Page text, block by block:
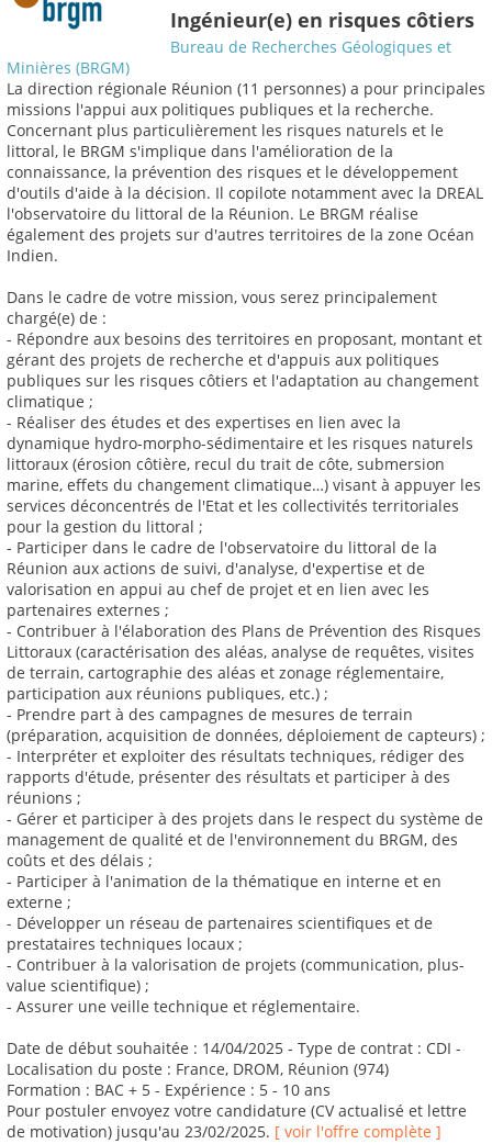
Ingénieur(e) en risques côtiers
Bureau de Recherches Géologiques et
Minières (BRGM)
La direction régionale Réunion (11 personnes) a pour principales
missions l'appui aux politiques publiques et la recherche.
Concernant plus particulièrement les risques naturels et le
littoral, le BRGM s'implique dans l'amélioration de la
connaissance, la prévention des risques et le développement
d'outils d'aide à la décision. Il copilote notamment avec la DREAL
l'observatoire du littoral de la Réunion. Le BRGM réalise
également des projets sur d'autres territoires de la zone Océan
Indien.
Dans le cadre de votre mission, vous serez principalement
chargé(e) de :
- Répondre aux besoins des territoires en proposant, montant et
gérant des projets de recherche et d'appuis aux politiques
publiques sur les risques côtiers et l'adaptation au changement
climatique ;
- Réaliser des études et des expertises en lien avec la
dynamique hydro-morpho-sédimentaire et les risques naturels
littoraux (érosion côtière, recul du trait de côte, submersion
marine, effets du changement climatique…) visant à appuyer les
services déconcentrés de l'Etat et les collectivités territoriales
pour la gestion du littoral ;
- Participer dans le cadre de l'observatoire du littoral de la
Réunion aux actions de suivi, d'analyse, d'expertise et de
valorisation en appui au chef de projet et en lien avec les
partenaires externes ;
- Contribuer à l'élaboration des Plans de Prévention des Risques
Littoraux (caractérisation des aléas, analyse de requêtes, visites
de terrain, cartographie des aléas et zonage réglementaire,
participation aux réunions publiques, etc.) ;
- Prendre part à des campagnes de mesures de terrain
(préparation, acquisition de données, déploiement de capteurs) ;
- Interpréter et exploiter des résultats techniques, rédiger des
rapports d'étude, présenter des résultats et participer à des
réunions ;
- Gérer et participer à des projets dans le respect du système de
management de qualité et de l'environnement du BRGM, des
coûts et des délais ;
- Participer à l'animation de la thématique en interne et en
externe ;
- Développer un réseau de partenaires scientifiques et de
prestataires techniques locaux ;
- Contribuer à la valorisation de projets (communication, plus-
value scientifique) ;
- Assurer une veille technique et réglementaire.
Date de début souhaitée : 14/04/2025 - Type de contrat : CDI -
Localisation du poste : France, DROM, Réunion (974)
Formation : BAC + 5 - Expérience : 5 - 10 ans
Pour postuler envoyez votre candidature (CV actualisé et lettre
de motivation) jusqu'au 23/02/2025. [ voir l'offre complète ]